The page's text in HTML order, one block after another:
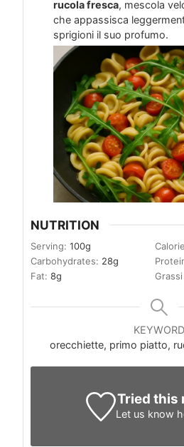
rucola fresca, mescola
che appassisca
sprigioni il suo profumo.
NUTRITION
Serving: 100g
Carbohydrates: 28g
Fat: 8g
KEYWORD
orecchiette, primo piatto,
Tried this
Let us know